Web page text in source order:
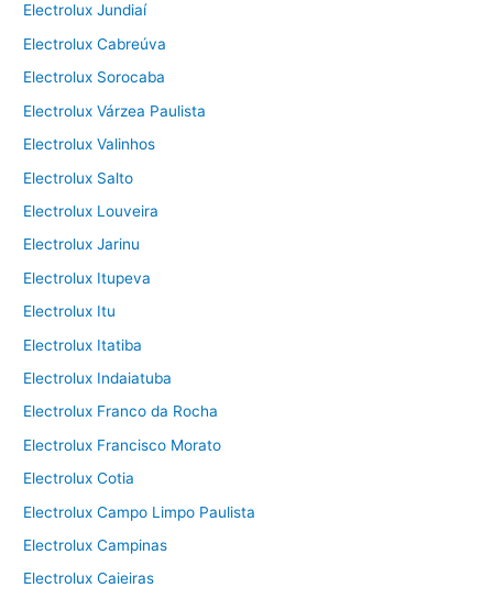
Electrolux Jundiaí
Electrolux Cabreúva
Electrolux Sorocaba
Electrolux Várzea Paulista
Electrolux Valinhos
Electrolux Salto
Electrolux Louveira
Electrolux Jarinu
Electrolux Itupeva
Electrolux Itu
Electrolux Itatiba
Electrolux Indaiatuba
Electrolux Franco da Rocha
Electrolux Francisco Morato
Electrolux Cotia
Electrolux Campo Limpo Paulista
Electrolux Campinas
Electrolux Caieiras